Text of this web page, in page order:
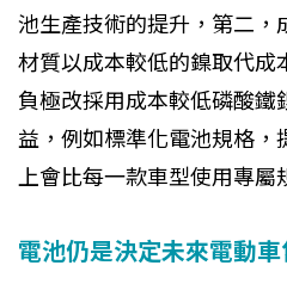
池生產技術的提升，第二，
材質以成本較低的鎳取代成
負極改採用成本較低磷酸鐵
益，例如標準化電池規格，
上會比每一款車型使用專屬
電池仍是決定未來電動車